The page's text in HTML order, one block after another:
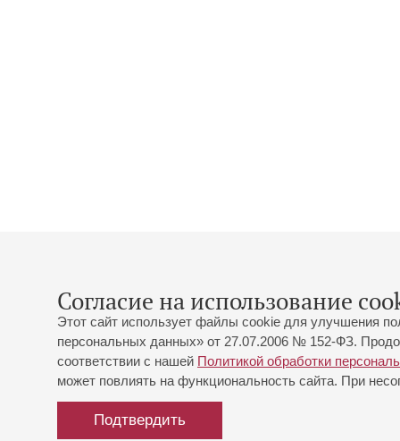
Согласие на использование
Этот сайт использует файлы cookie для улучшения
персональных данных» от 27.07.2006 № 152-ФЗ.
соответствии с нашей Политикой обработки
может повлиять на функциональность сайта. При
Подтвердить